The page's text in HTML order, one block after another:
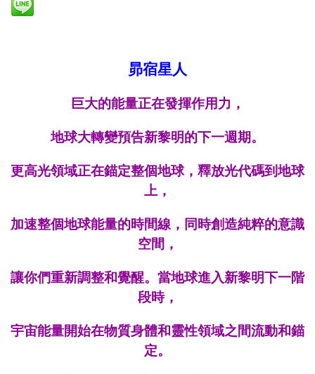
昴宿星人
巨大的能量正在發揮作用力，
地球大轉變預告新黎明的下一週期。
更高光領域正在錨定整個地球，釋放光代碼到地球
上，
加速整個地球能量的時間線，同時創造純粹的意識
空間，
讓你們重新調整和覺醒。當地球進入新黎明下一階
段時，
宇宙能量開始在物質身體和靈性領域之間流動和錨
定。